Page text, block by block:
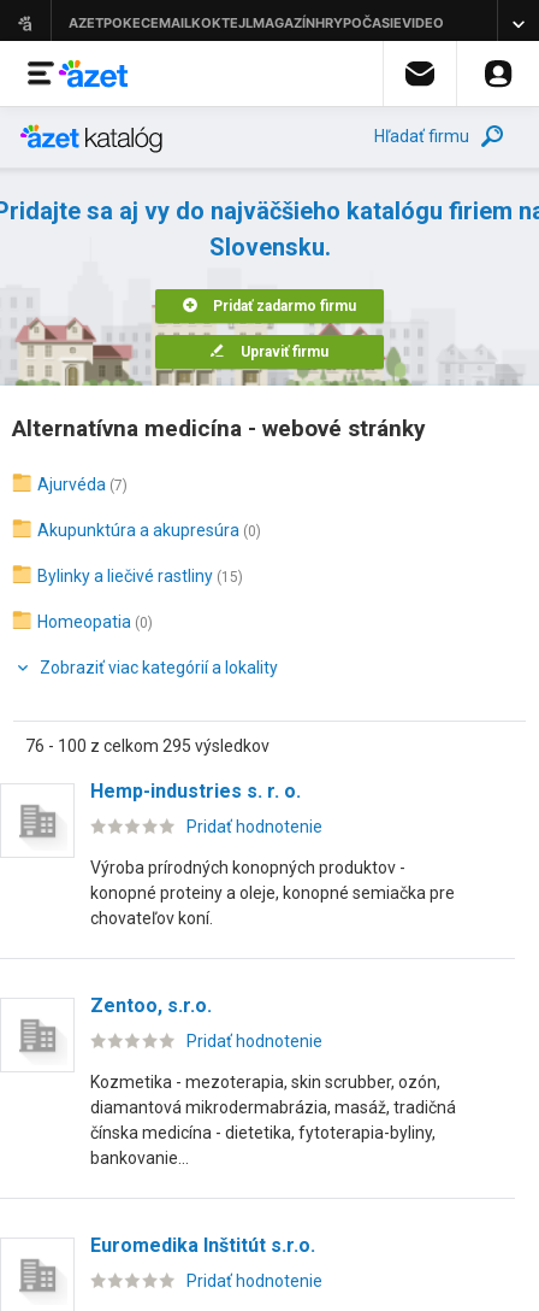
Hľadať firmu
sa aj vy do najväčšieho katalógu firiem
Slovensku.
Pridať zadarmo firmu
Upraviť firmu
Alternatívna medicína - webové stránky
Ajurvéda (7)
Akupunktúra a akupresúra (0)
Bylinky a liečivé rastliny (15)
Homeopatia (0)
Zobraziť viac kategórií a lokality
76 - 100 z celkom 295 výsledkov
Hemp-industries s. r. o.
Pridať hodnotenie
Výroba prírodných konopných produktov -
konopné proteiny a oleje, konopné semiačka pre
chovateľov koní.
Zentoo, s.r.o.
Pridať hodnotenie
Kozmetika - mezoterapia, skin scrubber, ozón,
diamantová mikrodermabrázia, masáž, tradičná
čínska medicína - dietetika, fytoterapia-byliny,
bankovanie...
Euromedika Inštitút s.r.o.
Pridať hodnotenie